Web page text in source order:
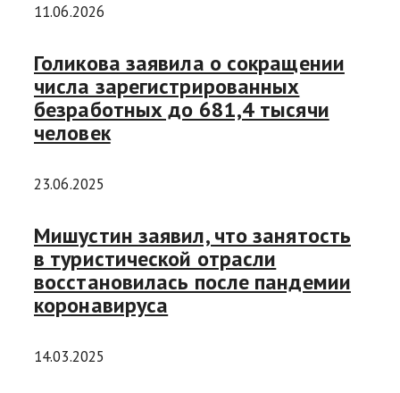
11.06.2026
Голикова заявила о сокращении
числа зарегистрированных
безработных до 681,4 тысячи
человек
23.06.2025
Мишустин заявил, что занятость
в туристической отрасли
восстановилась после пандемии
коронавируса
14.03.2025